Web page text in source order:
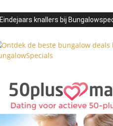
Eindejaars knallers bij